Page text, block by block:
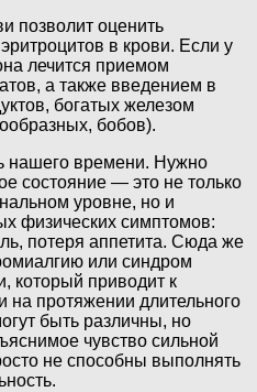
позволит оценить
в крови. Если у
лечится приемом
а также введением в
богатых железом
бобов).
нашего времени. Нужно
состояние — это не только
уровне, но и
физических симптомов:
потеря аппетита. Сюда же
или синдром
который приводит к
на протяжении длительного
быть различны, но
чувство сильной
не способны выполнять